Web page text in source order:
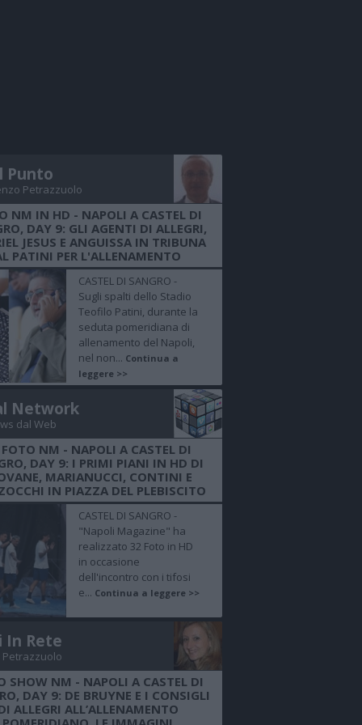
Punto
Petrazzuolo
NM IN HD - NAPOLI A CASTEL DI
DAY 9: GLI AGENTI DI ALLEGRI,
JESUS E ANGUISSA IN TRIBUNA
PATINI PER L'ALLENAMENTO
CASTEL DI SANGRO -
Sugli spalti dello Stadio
Teofilo Patini, durante la
seduta pomeridiana di
allenamento del Napoli,
nel non... Continua a
leggere >>
Network
dal Web
NM - NAPOLI A CASTEL DI
DAY 9: I PRIMI PIANI IN HD DI
MARIANUCCI, CONTINI E
IN PIAZZA DEL PLEBISCITO
CASTEL DI SANGRO -
"Napoli Magazine" ha
realizzato 32 Foto in HD
in occasione
dell'incontro con i tifosi
e... Continua a leggere >>
Rete
Petrazzuolo
SHOW NM - NAPOLI A CASTEL DI
DAY 9: DE BRUYNE E I CONSIGLI
ALLEGRI ALL’ALLENAMENTO